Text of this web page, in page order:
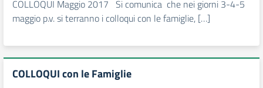
COLLOQUI Maggio 2017 Si comunica che nei giorni 3-4-5
maggio p.v. si terranno i colloqui con le famiglie, […]
COLLOQUI con le Famiglie